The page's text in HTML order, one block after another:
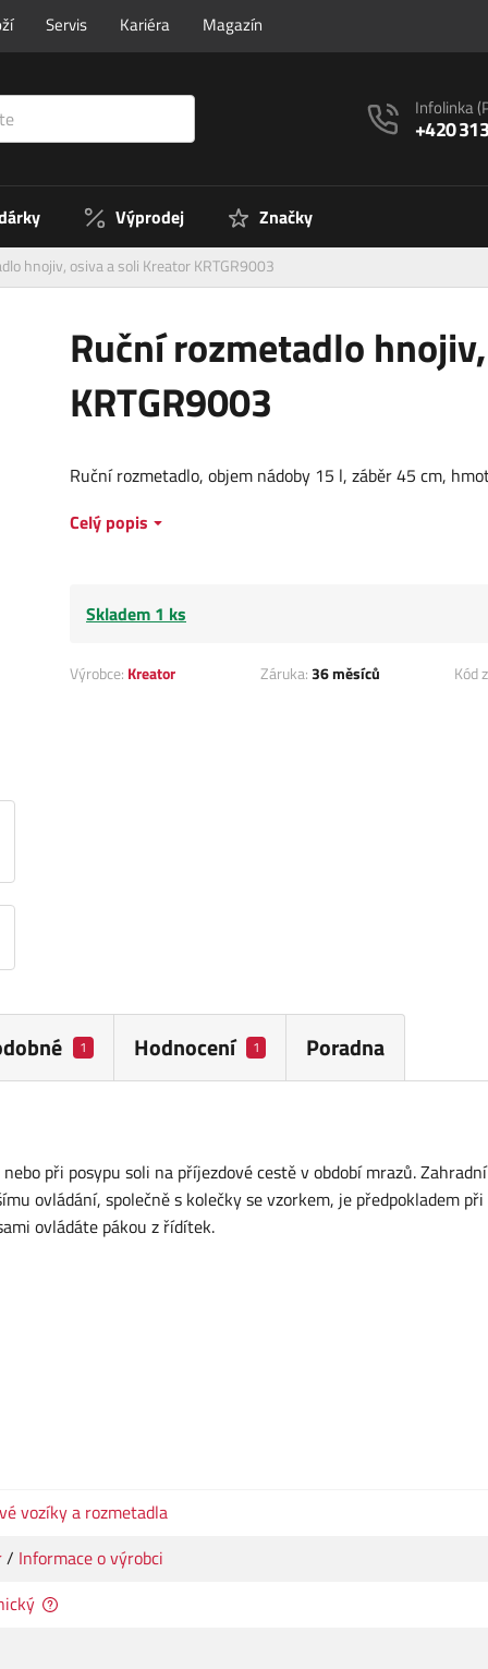
Servis Kariéra Magazín
Infolinka
+420
Výprodej Značky
hnojiv, osiva a soli Kreator KRTGR9003
Ruční rozmetadlo
KRTGR9003
Ruční rozmetadlo, objem nádoby 15 l, záběr 45 cm,
Celý popis
Skladem 1 ks
Výrobce: Kreator Záruka:36 měsíců Kód
1 Hodnocení 1 Poradna
při posypu soli na příjezdové cestě v období mrazů. Zahradní
ovládání, společně s kolečky se vzorkem, je předpokladem při
ovládáte pákou z řídítek.
vozíky a rozmetadla
/ Informace o výrobci